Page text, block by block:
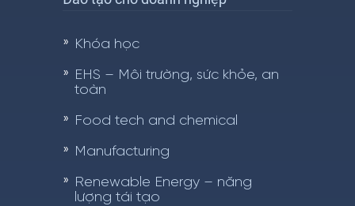
Khóa học
EHS – Môi trường, sức khỏe, an
toàn
Food tech and chemical
Manufacturing
Renewable Energy – năng
lượng tái tạo